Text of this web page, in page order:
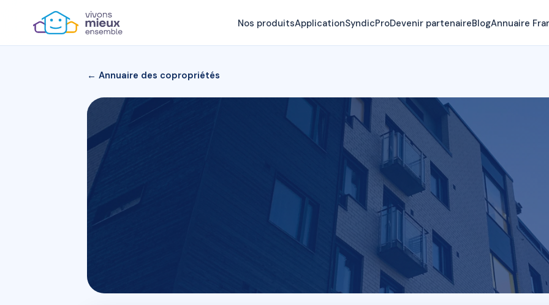
Nos produitsApplicationSyndicProDevenir partenaireBlogAnnuaire
← Annuaire des copropriétés